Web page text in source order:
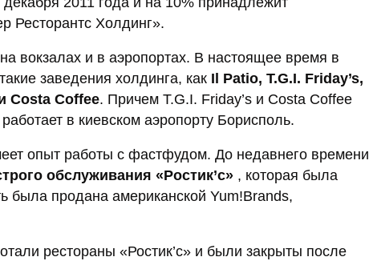
Ресторантс Холдинг».
вокзалах и в аэропортах. В настоящее время в
заведения холдинга, как Il Patio, T.G.I. Friday’s,
Costa Coffee. Причем T.G.I. Friday’s и Costa Coffee
в киевском аэропорту Борисполь.
опыт работы с фастфудом. До недавнего времени
обслуживания «Ростик’c» , которая была
была продана американской Yum!Brands,
рестораны «Ростик’c» и были закрыты после